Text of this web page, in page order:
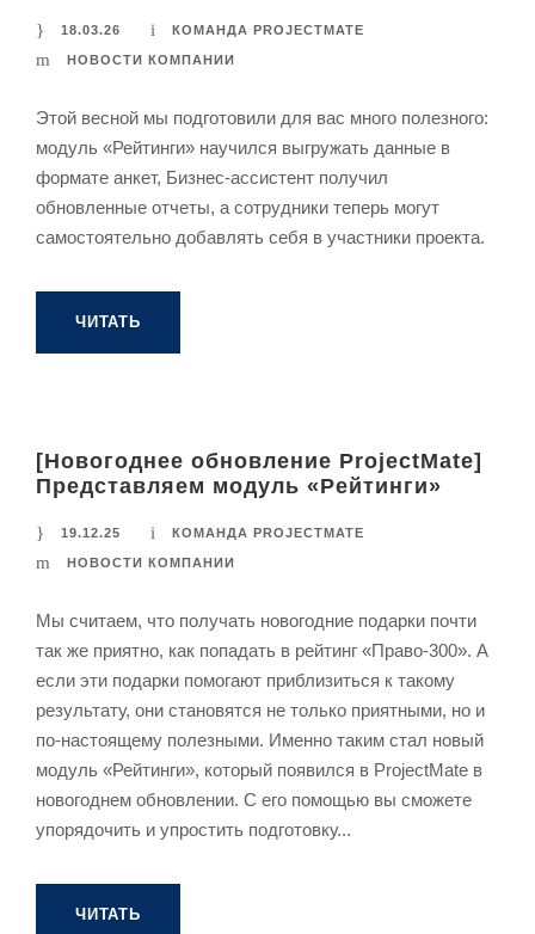
18.03.26 КОМАНДА PROJECTMATE
НОВОСТИ КОМПАНИИ
Этой весной мы подготовили для вас много полезного:
модуль «Рейтинги» научился выгружать данные в
формате анкет, Бизнес-ассистент получил
обновленные отчеты, а сотрудники теперь могут
самостоятельно добавлять себя в участники проекта.
ЧИТАТЬ
[Новогоднее обновление ProjectMate]
Представляем модуль «Рейтинги»
19.12.25 КОМАНДА PROJECTMATE
НОВОСТИ КОМПАНИИ
Мы считаем, что получать новогодние подарки почти
так же приятно, как попадать в рейтинг «Право-300». А
если эти подарки помогают приблизиться к такому
результату, они становятся не только приятными, но и
по-настоящему полезными. Именно таким стал новый
модуль «Рейтинги», который появился в ProjectMate в
новогоднем обновлении. С его помощью вы сможете
упорядочить и упростить подготовку...
ЧИТАТЬ